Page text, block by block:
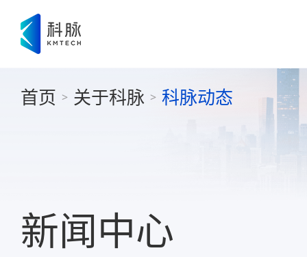
首页 > 关于科脉 > 科脉动态
新闻中心